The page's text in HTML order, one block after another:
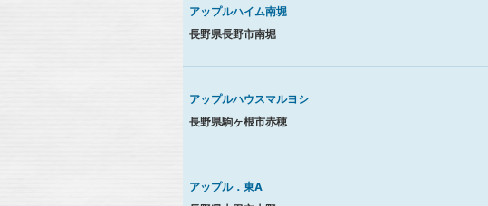
アップルハイム南堀
長野県長野市南堀
アップルハウスマルヨシ
長野県駒ヶ根市赤穂
アップル．東A